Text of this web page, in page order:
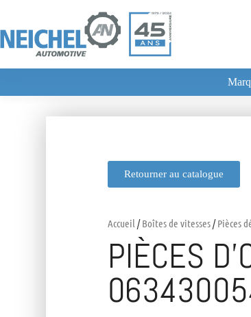
Retourner au catalogue
Accueil /Boîtes de vitesses/Pièces
PIÈCES